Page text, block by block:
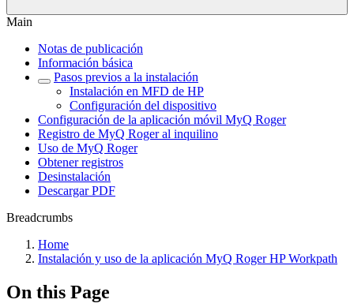
Main
Notas de publicación
Información básica
Pasos previos a la instalación
Instalación en MFD de HP
Configuración del dispositivo
Configuración de la aplicación móvil MyQ Roger
Registro de MyQ Roger al inquilino
Uso de MyQ Roger
Obtener registros
Desinstalación
Descargar PDF
Breadcrumbs
Home
Instalación y uso de la aplicación MyQ Roger HP Workpath
On this Page